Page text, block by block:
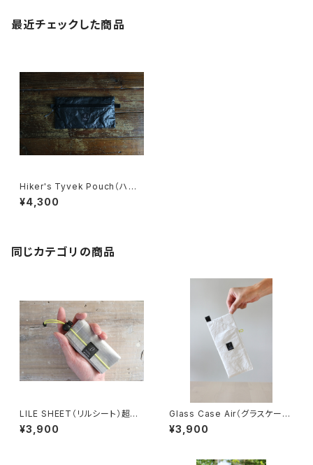
最近チェックした商品
Hiker's Tyvek Pouch（ハイ
カーズ タイベックポーチ）
¥4,300
同じカテゴリの商品
LILE SHEET（リルシート）超軽
量・撥水レジャーシート
¥3,900
Glass Case Air（グラスケー
ス・エアー）超軽量薄型サングラ
スケース／2way仕様
¥3,900